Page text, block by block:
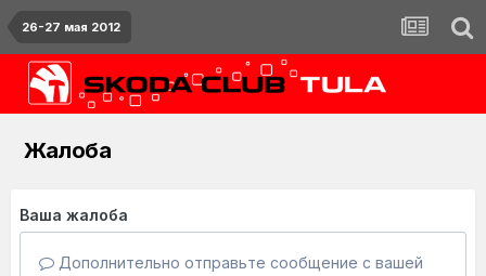
26-27 мая 2012
Жалоба
Ваша жалоба
Дополнительно отправьте сообщение с вашей